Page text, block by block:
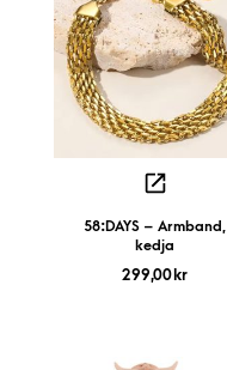
58:DAYS – Armband,
kedja
299,00 kr